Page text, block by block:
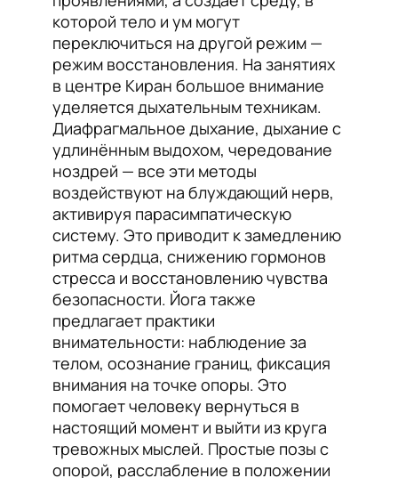
которой тело и ум могут
переключиться на другой режим —
режим восстановления. На занятиях
в центре Киран большое внимание
уделяется дыхательным техникам.
Диафрагмальное дыхание, дыхание с
удлинённым выдохом, чередование
ноздрей — все эти методы
воздействуют на блуждающий нерв,
активируя парасимпатическую
систему. Это приводит к замедлению
ритма сердца, снижению гормонов
стресса и восстановлению чувства
безопасности. Йога также
предлагает практики
внимательности: наблюдение за
телом, осознание границ, фиксация
внимания на точке опоры. Это
помогает человеку вернуться в
настоящий момент и выйти из круга
тревожных мыслей. Простые позы с
опорой, расслабление в положении